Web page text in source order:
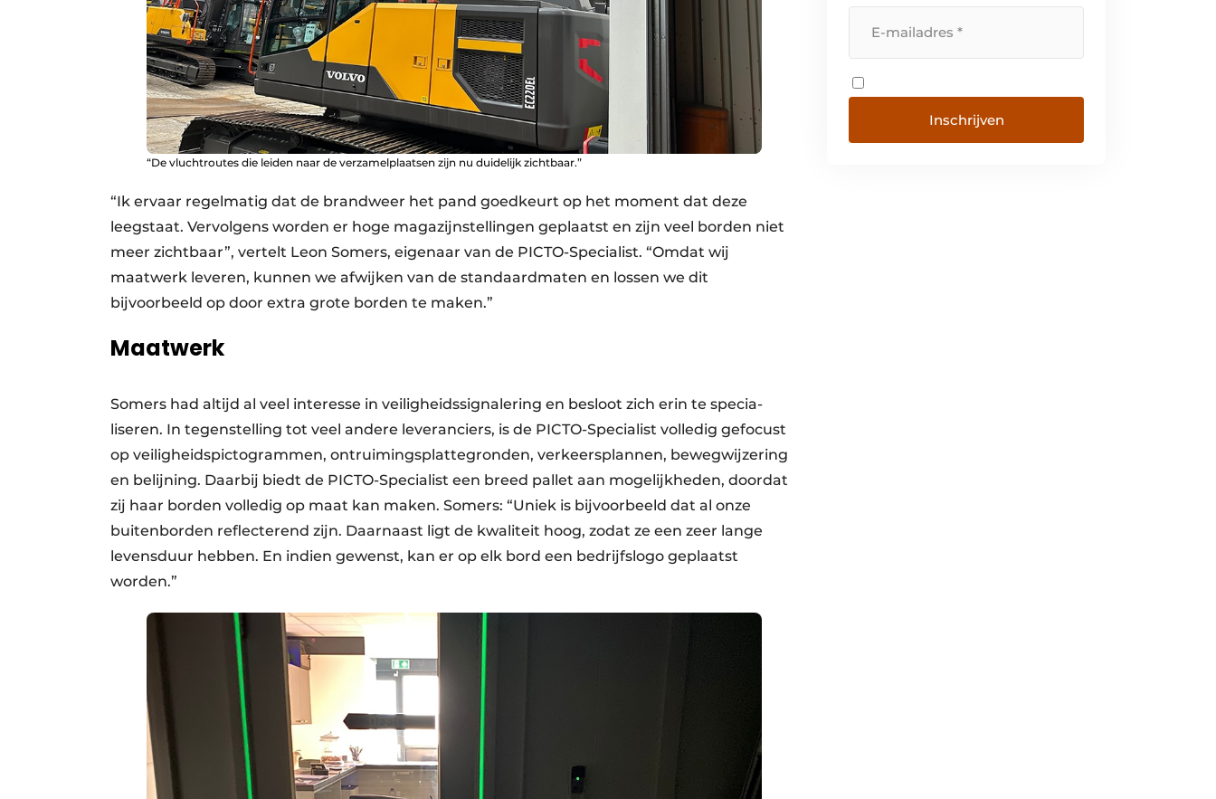
“De vluchtroutes die leiden naar de verzamelplaatsen zijn nu duidelijk zichtbaar.”
“Ik ervaar regelmatig dat de brandweer het pand goedkeurt op het moment dat deze
leegstaat. Vervolgens worden er hoge magazijn­stellingen geplaatst en zijn veel borden niet
meer zichtbaar”, vertelt Leon Somers, eigenaar van de PICTO-Specialist. “Omdat wij
maatwerk leveren, kunnen we afwijken van de standaardmaten en lossen we dit
bijvoorbeeld op door extra grote borden te maken.”
Maatwerk
Somers had altijd al veel interesse in veiligheids­signalering en besloot zich erin te specia­
liseren. In tegenstelling tot veel andere leveranciers, is de PICTO-Specialist volledig gefocust
op veiligheids­pictogrammen, ontruimings­plattegronden, verkeersplannen, beweg­wijzering
en belijning. Daarbij biedt de PICTO-Specialist een breed pallet aan mogelijk­­heden, doordat
zij haar borden volledig op maat kan maken. Somers: “Uniek is bijvoorbeeld dat al onze
buiten­borden reflecterend zijn. Daarnaast ligt de kwaliteit hoog, zodat ze een zeer lange
levens­duur hebben. En indien gewenst, kan er op elk bord een bedrijfslogo geplaatst
worden.”
Inschrijven